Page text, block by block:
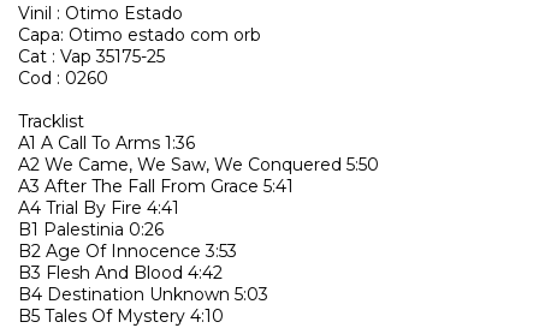
Vinil : Otimo Estado
Capa: Otimo estado com orb
Cat : Vap 35175-25
Cod : 0260
Tracklist
A1 A Call To Arms 1:36
A2 We Came, We Saw, We Conquered 5:50
A3 After The Fall From Grace 5:41
A4 Trial By Fire 4:41
B1 Palestinia 0:26
B2 Age Of Innocence 3:53
B3 Flesh And Blood 4:42
B4 Destination Unknown 5:03
B5 Tales Of Mystery 4:10